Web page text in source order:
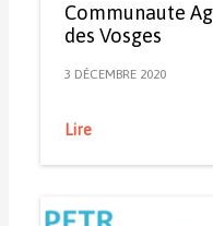
Communaute
des Vosges
3 DÉCEMBRE 2020
Lire